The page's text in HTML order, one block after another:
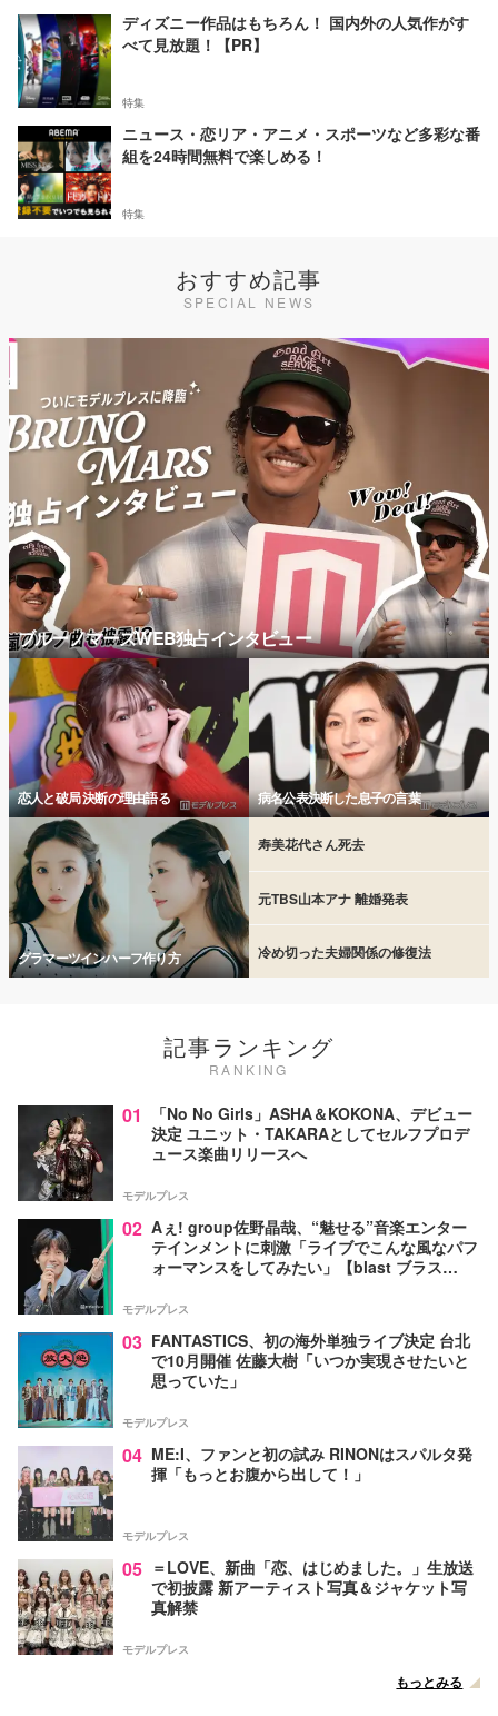
ディズニー作品はもちろん！ 国内外の人気作がす
べて見放題！【PR】
特集
ニュース・恋リア・アニメ・スポーツなど多彩な番
組を24時間無料で楽しめる！
特集
おすすめ記事
SPECIAL NEWS
ブルーノマーズWEB独占インタビュー
恋人と破局 決断の理由語る 病名公表決断した息子の言葉
グラマーツインハーフ作り方
寿美花代さん死去
元TBS山本アナ 離婚発表
冷め切った夫婦関係の修復法
記事ランキング
RANKING
01
「No No Girls」ASHA＆KOKONA、デビュー
決定 ユニット・TAKARAとしてセルフプロデ
ュース楽曲リリースへ
モデルプレス
02 Aぇ! group佐野晶哉、“魅せる”音楽エンター
テインメントに刺激「ライブでこんな風なパフ
ォーマンスをしてみたい」【blast ブラス
モデルプレス
03 FANTASTICS、初の海外単独ライブ決定 台北
で10月開催 佐藤大樹「いつか実現させたいと
思っていた」
モデルプレス
04 ME:I、ファンと初の試み RINONはスパルタ発
揮「もっとお腹から出して！」
モデルプレス
05 ＝LOVE、新曲「恋、はじめました。」生放送
で初披露 新アーティスト写真＆ジャケット写
真解禁
モデルプレス
もっとみる